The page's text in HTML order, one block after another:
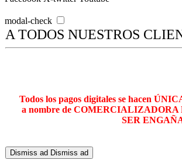
modal-check
A TODOS NUESTROS
Todos los pagos digitales se hacen
a nombre de COMERCIALIZADORA
SER
Dismiss ad Dismiss ad